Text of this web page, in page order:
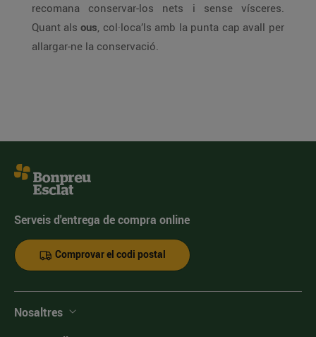
recomana conservar-los nets i sense vísceres.
Quant als ous, col·loca’ls amb la punta cap avall per
allargar-ne la conservació.
Serveis d'entrega de compra online
Comprovar el codi postal
Nosaltres